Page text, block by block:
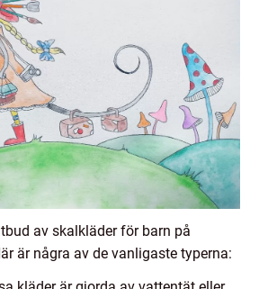
av skalkläder för barn på
är några av de vanligaste typerna: